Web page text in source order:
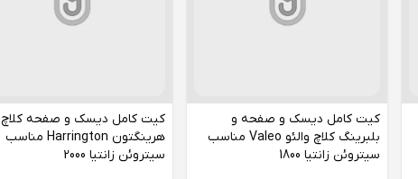
کیت کامل دیسک و صفحه و
بلبرینگ کلاچ والئو Valeo مناسب
سیتروئن زانتیا 1800
کیت کامل دیسک و صفحه کلاچ
هرینگتون Harrington مناسب
سیتروئن زانتیا 2000